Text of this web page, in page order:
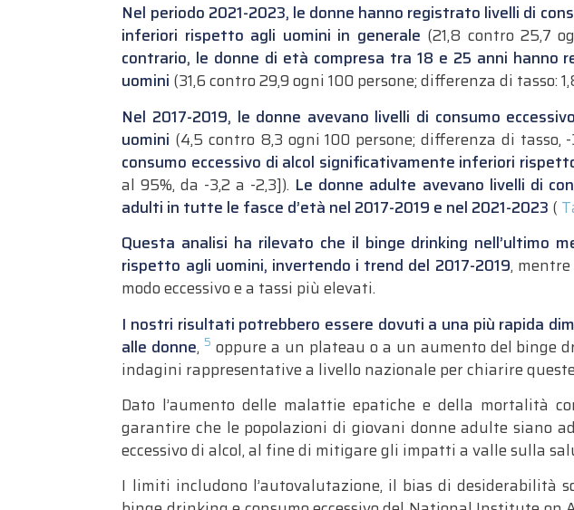
Nel periodo 2021-2023, le donne hanno registrato livelli di
inferiori rispetto agli uomini in generale (21,8 contro 25,7
contrario, le donne di età compresa tra 18 e 25 anni
uomini (31,6 contro 29,9 ogni 100 persone; differenza di tasso:
Nel 2017-2019, le donne avevano livelli di consumo
uomini (4,5 contro 8,3 ogni 100 persone; differenza di tasso,
consumo eccessivo di alcol significativamente inferiori
al 95%, da -3,2 a -2,3]). Le donne adulte avevano livelli di
adulti in tutte le fasce d’età nel 2017-2019 e nel 2021-2023 (
Questa analisi ha rilevato che il binge drinking nell’ultimo
rispetto agli uomini, invertendo i trend del 2017-2019,
modo eccessivo e a tassi più elevati.
I nostri risultati potrebbero essere dovuti a una più rapida
alle donne, 5 oppure a un plateau o a un aumento del binge
indagini rappresentative a livello nazionale per chiarire
Dato l’aumento delle malattie epatiche e della mortalità
garantire che le popolazioni di giovani donne adulte siano
eccessivo di alcol, al fine di mitigare gli impatti a valle sulla
I limiti includono l’autovalutazione, il bias di desiderabilità